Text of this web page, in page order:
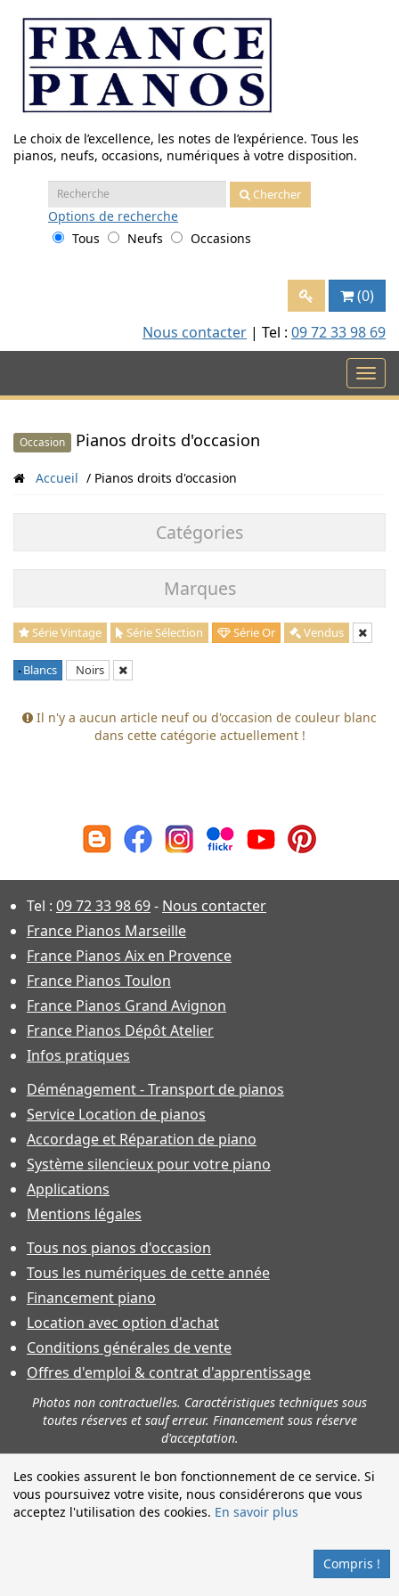
contenu
Les cookies assurent le bon fonctionnement de ce service. Si
vous poursuivez votre visite, nous considérerons que vous
acceptez l'utilisation des cookies. En savoir plus
Compris !
Le choix de l’excellence, les notes de l’expérience. Tous les
pianos, neufs, occasions, numériques à votre disposition.
Recherche
:
Chercher
Options de recherche
Tous
Neufs Occasions
(0)
Nous contacter | Tel : 09 72 33 98 69
Occasion Pianos droits d'occasion
Accueil Pianos droits d'occasion
Catégories
Marques
Série Vintage Série Sélection Série Or Vendus
Blancs Noirs
Il n'y a aucun article neuf ou d'occasion de couleur blanc
dans cette catégorie actuellement !
Tel : 09 72 33 98 69- Nous contacter
France Pianos Marseille
France Pianos Aix en Provence
France Pianos Toulon
France Pianos Grand Avignon
France Pianos Dépôt Atelier
Infos pratiques
Déménagement - Transport de pianos
Service Location de pianos
Accordage et Réparation de piano
Système silencieux pour votre piano
Applications
Mentions légales
Tous nos pianos d'occasion
Tous les numériques de cette année
Financement piano
Location avec option d'achat
Conditions générales de vente
Offres d'emploi & contrat d'apprentissage
Photos non contractuelles. Caractéristiques techniques sous
toutes réserves et sauf erreur. Financement sous réserve
d'acceptation.